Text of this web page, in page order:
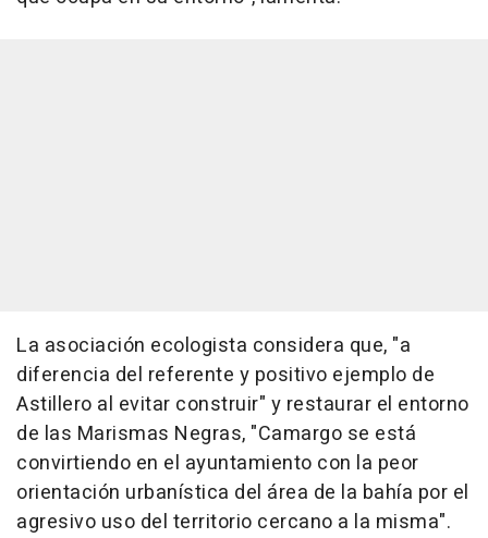
La asociación ecologista considera que, "a
diferencia del referente y positivo ejemplo de
Astillero al evitar construir" y restaurar el entorno
de las Marismas Negras, "Camargo se está
convirtiendo en el ayuntamiento con la peor
orientación urbanística del área de la bahía por el
agresivo uso del territorio cercano a la misma".